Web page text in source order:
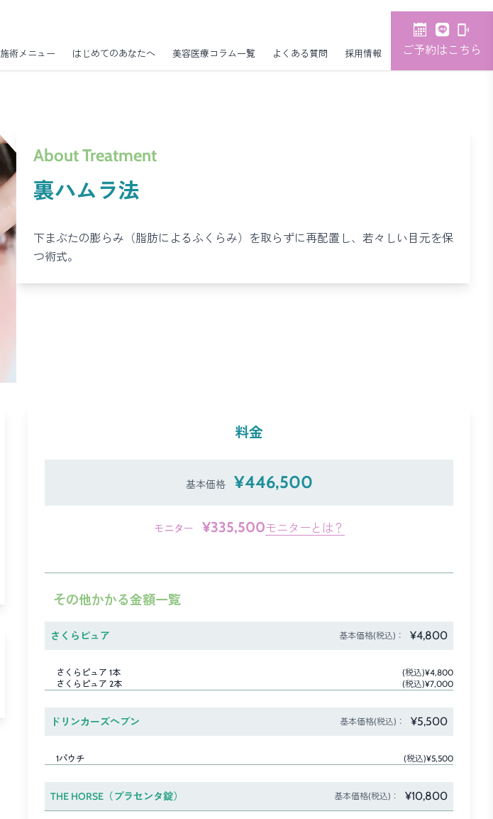
施術メニュー はじめてのあなたへ 美容医療コラム一覧 よくある質問 採用情報 ご予約はこちら
About Treatment
裏ハムラ法
下まぶたの膨らみ（脂肪によるふくらみ）を取らずに再配置し、若々しい目元を保
つ術式。
料金
基本価格 ¥446,500
モニター ¥335,500モニターとは？
その他かかる金額一覧
さくらピュア 基本価格(税込)： ¥4,800
さくらピュア 1本
(税込)¥4,800
さくらピュア 2本
(税込)¥7,000
ドリンカーズヘブン 基本価格(税込)： ¥5,500
1パウチ (税込)¥5,500
THE HORSE（プラセンタ錠） 基本価格(税込)： ¥10,800